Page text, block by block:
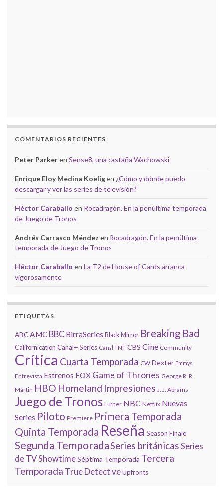
COMENTARIOS RECIENTES
Peter Parkeren Sense8, una castaña Wachowski
Enrique Eloy Medina Koeligen ¿Cómo y dónde puedo
descargar y ver las series de televisión?
Héctor Caraballo en Rocadragón. En la penúltima temporada
de Juego de Tronos
Andrés Carrasco Méndez en Rocadragón. En la penúltima
temporada de Juego de Tronos
Héctor Caraballo en La T2 de House of Cards arranca
vigorosamente
ETIQUETAS
ABCAMC BBC BirraSeries Black Mirror Breaking Bad
Californication Canal+ Series Canal TNT CBS Cine Community
Crítica Cuarta Temporada CW Dexter Emmys
Entrevista Estrenos FOX Game of Thrones George R. R.
Martin HBO Homeland Impresiones J. J. Abrams
Juego de Tronos Luther NBC Netflix Nuevas
Series Piloto Premiere Primera Temporada
Quinta Temporada Reseña Season Finale
Segunda TemporadaSeries británicas Series
de TVShowtimeSéptima Temporada Tercera
Temporada True DetectiveUpfronts